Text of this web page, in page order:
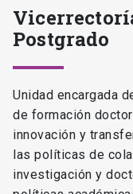
Postgrado
Unidad encargada
de formación
innovación y
las políticas de
investigación y